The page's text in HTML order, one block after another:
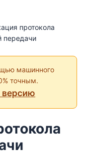
протокола
передачи
машинного
точным.
версию